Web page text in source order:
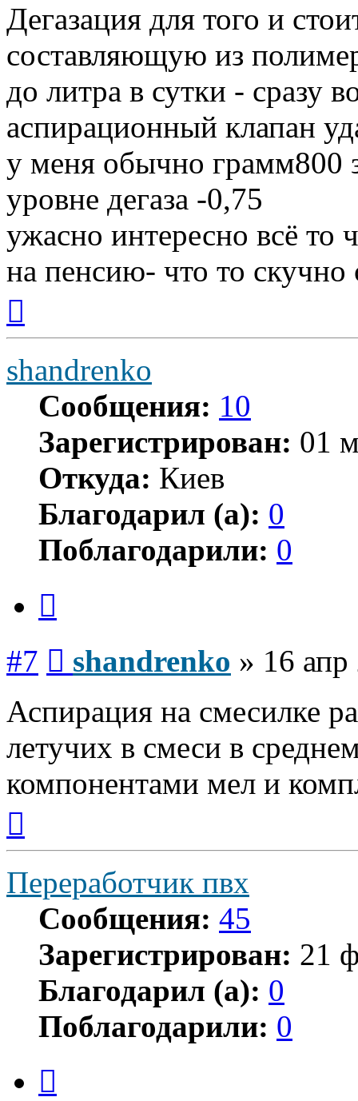
Дегазация для того и
составляющую из
до литра в сутки - сразу
аспирационный клапан
у меня обычно грамм800
уровне дегаза -0,75
ужасно интересно всё то
на пенсию- что то скучно
началу
shandrenko
Сообщения: 10
Зарегистрирован: 01
Откуда: Киев
Благодарил (а): 0
Поблагодарили: 0
#7 shandrenko » 16
Аспирация на смесилке
летучих в смеси в
компонентами мел и
началу
Переработчик пвх
Сообщения: 45
Зарегистрирован: 21
Благодарил (а): 0
Поблагодарили: 0